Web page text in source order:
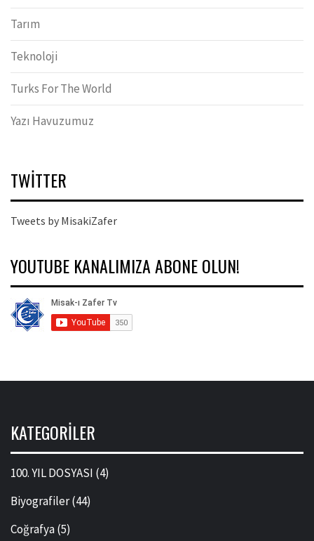
Tarım
Teknoloji
Turks For The World
Yazı Havuzumuz
TWITTER
Tweets by MisakiZafer
YOUTUBE KANALIMIZA ABONE OLUN!
KATEGORILER
100. YIL DOSYASI (4)
Biyografiler(44)
Coğrafya(5)